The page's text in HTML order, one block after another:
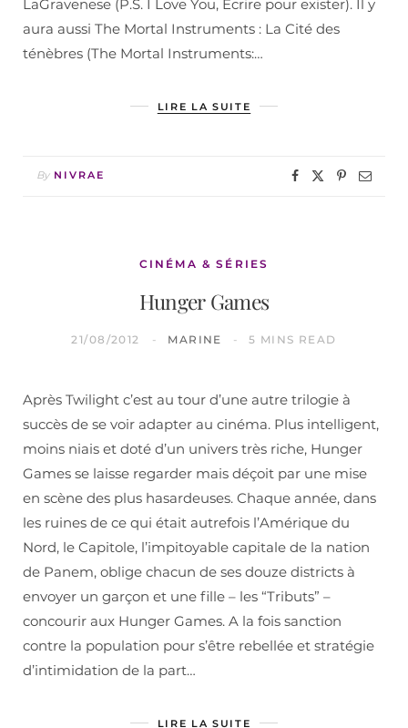
LaGravenese (P.S. I Love You, Ecrire pour exister). Il y
aura aussi The Mortal Instruments : La Cité des
ténèbres (The Mortal Instruments:…
LIRE LA SUITE
By NIVRAE
CINÉMA & SÉRIES
Hunger Games
21/08/2012 MARINE 5 MINS READ
Après Twilight c’est au tour d’une autre trilogie à
succès de se voir adapter au cinéma. Plus intelligent,
moins niais et doté d’un univers très riche, Hunger
Games se laisse regarder mais déçoit par une mise
en scène des plus hasardeuses. Chaque année, dans
les ruines de ce qui était autrefois l’Amérique du
Nord, le Capitole, l’impitoyable capitale de la nation
de Panem, oblige chacun de ses douze districts à
envoyer un garçon et une fille – les “Tributs” –
concourir aux Hunger Games. A la fois sanction
contre la population pour s’être rebellée et stratégie
d’intimidation de la part…
LIRE LA SUITE